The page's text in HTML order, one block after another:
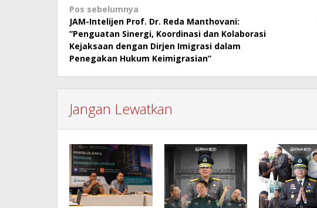
Navigasi
pos
Pos sebelumnya
JAM-Intelijen Prof. Dr. Reda Manthovani:
”Penguatan Sinergi, Koordinasi dan Kolaborasi
Kejaksaan dengan Dirjen Imigrasi dalam
Penegakan Hukum Keimigrasian”
Jangan Lewatkan